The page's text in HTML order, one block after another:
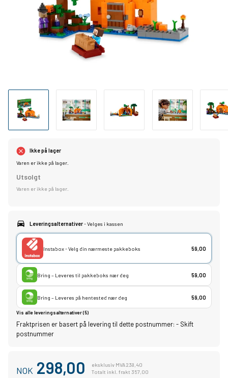
Ikke på lager
Varen er ikke på lager.
Utsolgt
Varen er ikke på lager.
Leveringsalternativer- Velges i kassen
Instabox - Velg din nærmeste pakkeboks 59,00
Bring – Leveres til pakkeboks nær deg 59,00
Bring – Leveres på hentested nær deg 59,00
Vis alle leveringsalternativer (5)
Fraktprisen er basert på levering til dette postnummer: - Skift
postnummer
NOK 298,00
eksklusiv MVA 238,40
Totalt inkl. frakt 357,00